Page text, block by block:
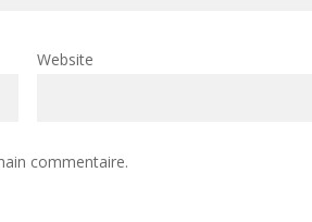
Website
commentaire.